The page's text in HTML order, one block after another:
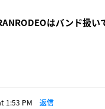
はバンド扱い
1:53 PM 返信